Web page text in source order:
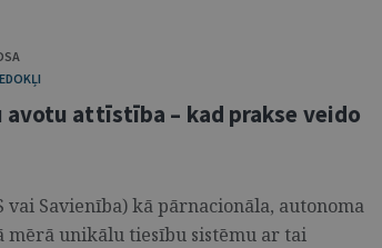
attīstība – kad prakse veido
vai Savienība) kā pārnacionāla, autonoma
mērā unikālu tiesību sistēmu ar tai